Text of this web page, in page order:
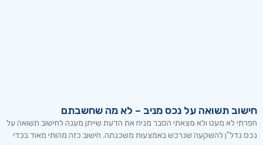
חישוב תשואה על נכס מניב – לא מה שחשבתם
חפרתי לא מעט ולא מצאתי הסבר מניח את הדעת שייתן מענה לחישוב תשואה על
נכס נדל"ן להשקעה שנרכש באמצעות משכנתה. חישוב כזה מהותי מאוד בכדי